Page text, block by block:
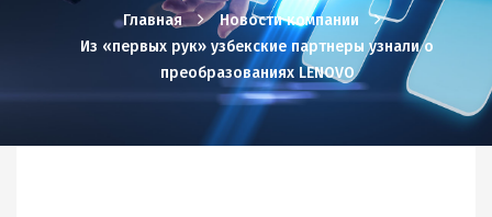
Главная
Новости компании
Из «первых рук» узбекские партнеры узнали о
преобразованиях LENOVO